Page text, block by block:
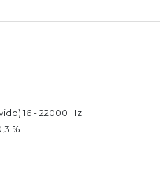
16 - 22000 Hz
%